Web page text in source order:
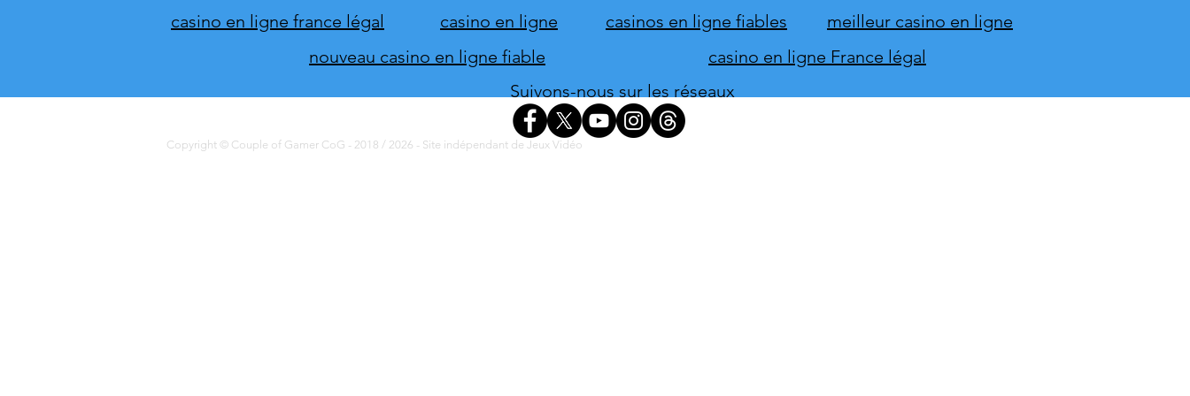
casino en ligne france légal
meilleur casino en ligne
casino en ligne
casinos en ligne fiables
nouveau casino en ligne fiable
casino en ligne France légal
Suivons-nous sur les réseaux
Copyright © Couple of Gamer CoG - 2018 / 2026 - Site indépendant de Jeux Vidéo